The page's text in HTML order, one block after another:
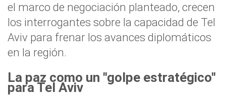
el marco de negociación planteado, crecen
los interrogantes sobre la capacidad de Tel
Aviv para frenar los avances diplomáticos
en la región.
La paz como un "golpe estratégico"
para Tel Aviv